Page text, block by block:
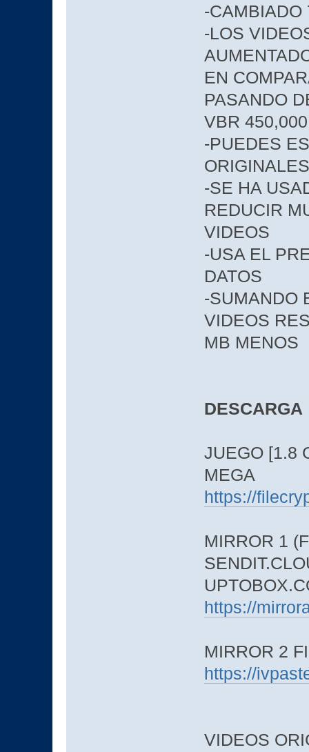
-CAMBIADO
-LOS
EN
PASANDO
VBR 450,000
-PUEDES
-SE HA
REDUCIR
VIDEOS
-USA EL
DATOS
-SUMANDO
VIDEOS
MB MENOS
DESCARGA
JUEGO [1.8
MEGA
https://
MIRROR 1
https://
MIRROR 2
https://
VIDEOS